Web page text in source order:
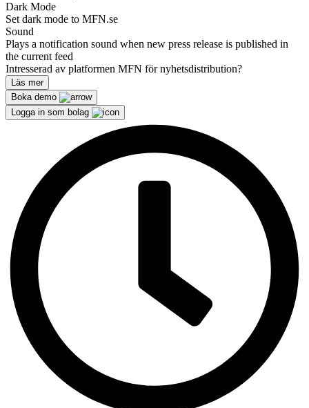
Dark Mode
Set dark mode to MFN.se
Sound
Plays a notification sound when new press release is published in
the current feed
Intresserad av platformen MFN för nyhetsdistribution?
Läs mer
Boka demo
Logga in som bolag